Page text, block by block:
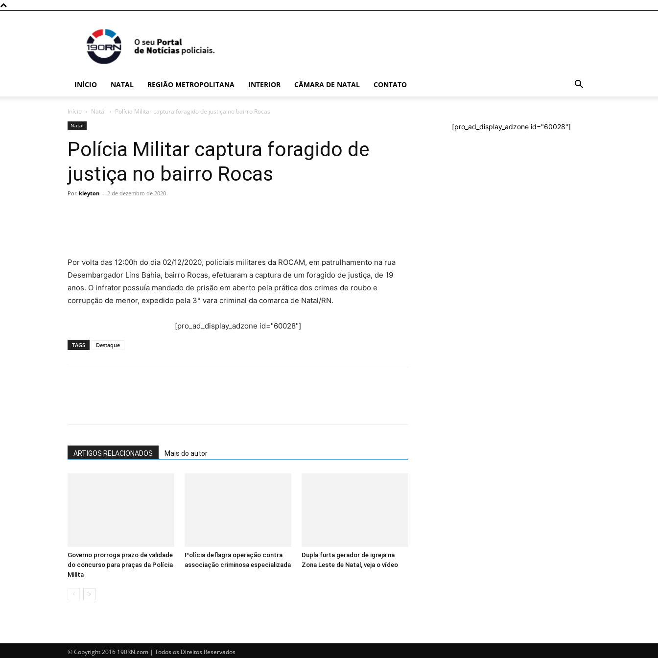
INÍCIO NATAL REGIÃO METROPOLITANA INTERIOR CÂMARA DE NATAL CONTATO
Início Natal Polícia Militar captura foragido de justiça no bairro Rocas
Natal
Polícia Militar captura foragido de
justiça no bairro Rocas
Por kleyton - 2 de dezembro de 2020
Por volta das 12:00h do dia 02/12/2020, policiais militares da ROCAM, em patrulhamento na rua
Desembargador Lins Bahia, bairro Rocas, efetuaram a captura de um foragido de justiça, de 19
anos. O infrator possuía mandado de prisão em aberto pela prática dos crimes de roubo e
corrupção de menor, expedido pela 3° vara criminal da comarca de Natal/RN.
[pro_ad_display_adzone id="60028"]
TAGS Destaque
ARTIGOS RELACIONADOS Mais do autor
Governo prorroga prazo de validade
do concurso para praças da Polícia
Milita
Polícia deflagra operação contra
associação criminosa especializada
Dupla furta gerador de igreja na
Zona Leste de Natal, veja o vídeo
[pro_ad_display_adzone id="60028"]
© Copyright 2016 190RN.com | Todos os Direitos Reservados